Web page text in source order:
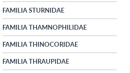
FAMILIA STURNIDAE
FAMILIA THAMNOPHILIDAE
FAMILIA THINOCORIDAE
FAMILIA THRAUPIDAE